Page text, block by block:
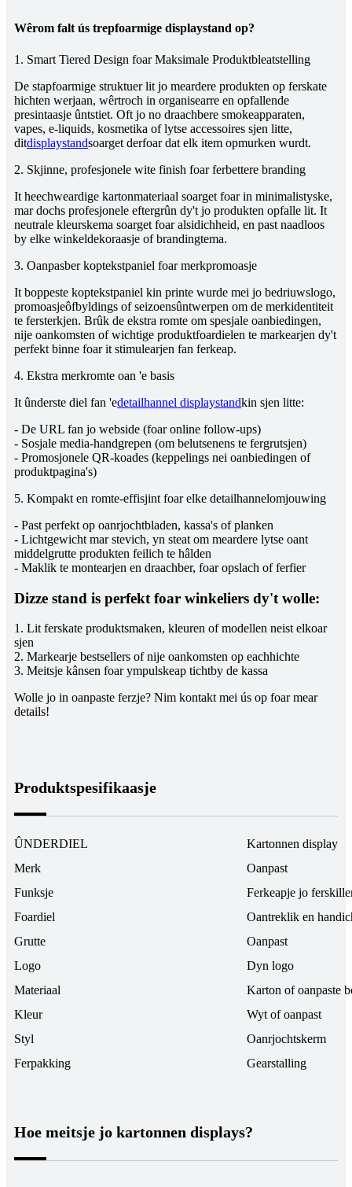
Wêrom falt ús trepfoarmige displaystand op?
1. Smart Tiered Design foar Maksimale Produktbleatstelling
De stapfoarmige struktuer lit jo meardere produkten op ferskate
hichten werjaan, wêrtroch in organisearre en opfallende
presintaasje ûntstiet. Oft jo no draachbere smokeapparaten,
vapes, e-liquids, kosmetika of lytse accessoires sjen litte,
ditdisplaystandsoarget derfoar dat elk item opmurken wurdt.
2. Skjinne, profesjonele wite finish foar ferbettere branding
It heechweardige kartonmateriaal soarget foar in minimalistyske,
mar dochs profesjonele eftergrûn dy't jo produkten opfalle lit. It
neutrale kleurskema soarget foar alsidichheid, en past naadloos
by elke winkeldekoraasje of brandingtema.
3. Oanpasber koptekstpaniel foar merkpromoasje
It boppeste koptekstpaniel kin printe wurde mei jo bedriuwslogo,
promoasjeôfbyldings of seizoensûntwerpen om de merkidentiteit
te fersterkjen. Brûk de ekstra romte om spesjale oanbiedingen,
nije oankomsten of wichtige produktfoardielen te markearjen dy't
perfekt binne foar it stimulearjen fan ferkeap.
4. Ekstra merkromte oan 'e basis
It ûnderste diel fan 'edetailhannel displaystandkin sjen litte:
- De URL fan jo webside (foar online follow-ups)
- Sosjale media-handgrepen (om belutsenens te fergrutsjen)
- Promosjonele QR-koades (keppelings nei oanbiedingen of
produktpagina's)
5. Kompakt en romte-effisjint foar elke detailhannelomjouwing
- Past perfekt op oanrjochtbladen, kassa's of planken
- Lichtgewicht mar stevich, yn steat om meardere lytse oant
middelgrutte produkten feilich te hâlden
- Maklik te montearjen en draachber, foar opslach of ferfier
Dizze stand is perfekt foar winkeliers dy't wolle:
1. Lit ferskate produktsmaken, kleuren of modellen neist elkoar
sjen
2. Markearje bestsellers of nije oankomsten op eachhichte
3. Meitsje kânsen foar ympulskeap tichtby de kassa
Wolle jo in oanpaste ferzje? Nim kontakt mei ús op foar mear
details!
Produktspesifikaasje
ÛNDERDIEL
Kartonnen display
Merk
Oanpast
Funksje
Ferkeapje jo
Foardiel
Oantreklik en
Grutte
Oanpast
Logo
Dyn logo
Materiaal
Karton of oanpaste
Kleur
Wyt of oanpast
Styl
Oanrjochtskerm
Ferpakking
Gearstalling
Hoe meitsje jo kartonnen displays?